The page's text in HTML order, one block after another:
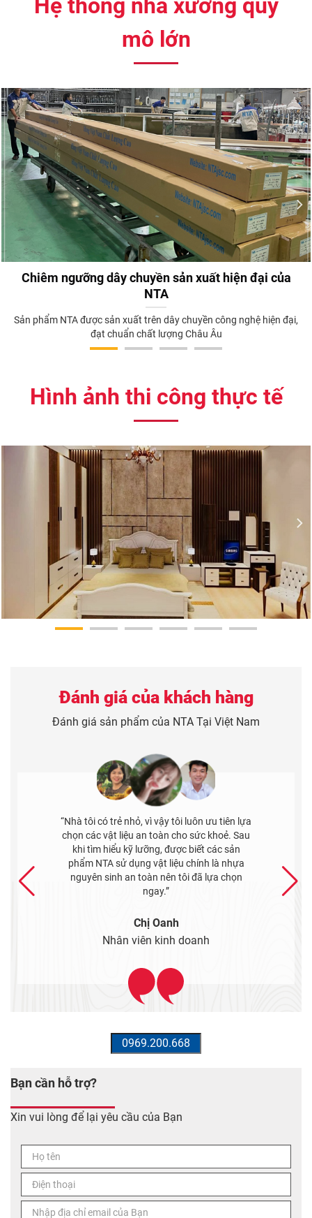
Hệ thống nhà xưởng quy
mô lớn
Chiêm ngưỡng dây chuyền sản xuất hiện đại của
NTA
Sản phẩm NTA được sản xuất trên dây chuyền công nghệ hiện đại,
đạt chuẩn chất lượng Châu Âu
Hình ảnh thi công thực tế
Đánh giá của khách hàng
Đánh giá sản phẩm của NTA Tại Việt Nam
“Tôi bị thu hút bởi các mẫu hoa văn của tấm
ốp NTA, hoạ tiết của chúng rất độc đáo. Rất
hợp với kiểu kiến trúc ngôi nhà của tôi. Tôi
cũng đánh giá cao sự chuyên nghiệp và tận
tình của nhân viên tư vấn tại đây.”
Kỹ thuật công trình
Bạn cần hỗ trợ?
Xin vui lòng để lại yêu cầu của Bạn